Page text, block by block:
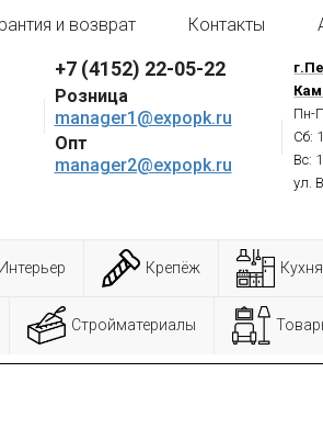
и возврат Контакты
+7 (4152) 22-05-22
Розница
manager1@expopk.ru
Опт
manager2@expopk.ru
Пн-
Сб:
Вс:
ул.
Интерьер Крепёж Кухня
Стройматериалы